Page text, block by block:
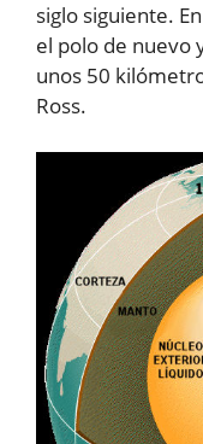
siglo siguiente.
el polo de nuevo
unos 50
Ross.